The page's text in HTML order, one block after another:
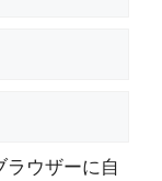
ラウザーに自